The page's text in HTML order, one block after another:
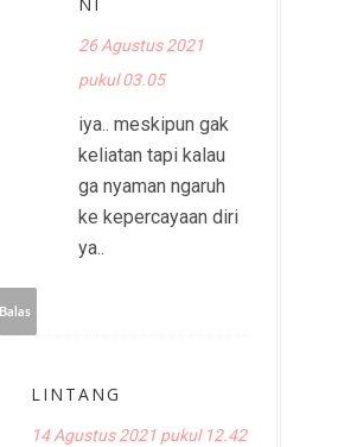
NI
26 Agustus 2021
pukul 03.05
iya.. meskipun gak
keliatan tapi kalau
ga nyaman ngaruh
ke kepercayaan diri
ya..
Balas
LINTANG
14 Agustus 2021 pukul 12.42